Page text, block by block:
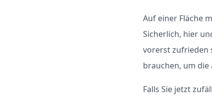
Auf einer Fläche
Sicherlich, hier
vorerst zufrieden
brauchen, um
Falls Sie jetzt